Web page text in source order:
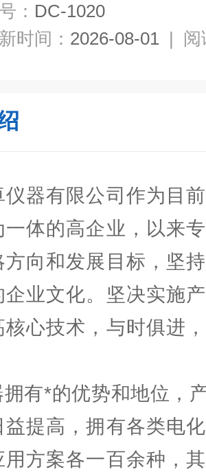
： DC-1020
时间： 2026-08-01 | 阅
仪器有限公司作为目
一体的高企业，以来
方向和发展目标，坚
企业文化。坚决实施
核心技术，与时俱进
有*的优势和地位，
益提高，拥有各类电
用方案各一百余种，